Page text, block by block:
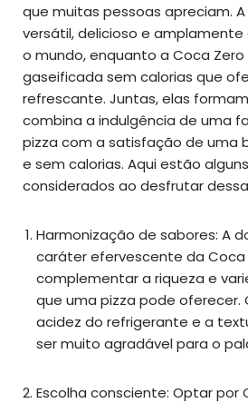
que muitas pessoas apreciam.
versátil, delicioso e
o mundo, enquanto a Coca
gaseificada sem calorias que
refrescante. Juntas, elas
combina a indulgência de uma
pizza com a satisfação de uma
e sem calorias. Aqui estão
considerados ao desfrutar
Harmonização de sabores: A
caráter efervescente da Coca
complementar a riqueza e
que uma pizza pode
acidez do refrigerante e a
ser muito agradável para o
Escolha consciente: Optar por